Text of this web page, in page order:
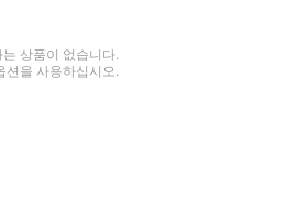
는 상품이 없습니다.
션을 사용하십시오.